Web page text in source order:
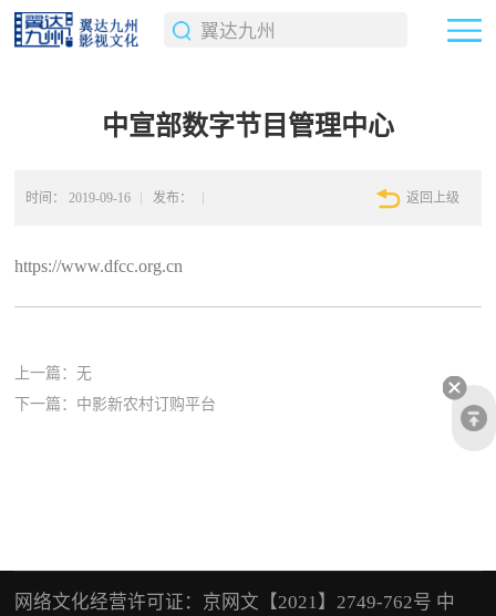
中宣部数字节目管理中心
时间： 2019-09-16 发布： 返回上级
https://www.dfcc.org.cn
上一篇：无
下一篇： 中影新农村订购平台
网络文化经营许可证：京网文【2021】2749-762号 中